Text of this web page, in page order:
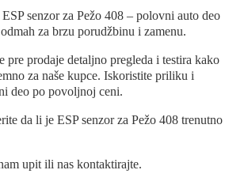
senzor za Pežo 408 – polovni auto deo
za brzu porudžbinu i zamenu.
pre prodaje detaljno pregleda i testira kako
za naše kupce. Iskoristite priliku i
deo po povoljnoj ceni.
da li je ESP senzor za Pežo 408 trenutno
upit ili nas kontaktirajte.